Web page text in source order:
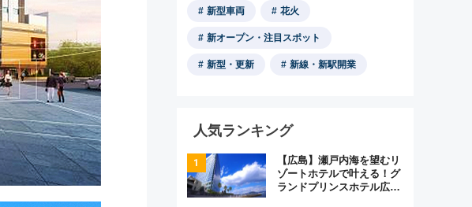
新型車両 花火
新オープン・注目スポット
新型・更新 新線・新駅開業
人気ランキング
【広島】瀬戸内海を望むリ
ゾートホテルで叶える！グ
ランドプリンスホテル広島